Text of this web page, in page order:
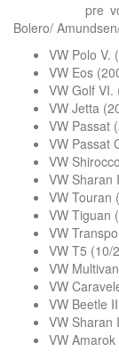
pre vozidlá s
Bolero/
VW Polo V.
VW Eos
VW Golf VI.
VW Jetta
VW Passat
VW Passat
VW
VW Sharan
VW Touran
VW Tiguan
VW
VW T5 (10/
VW
VW
VW Beetle
VW Sharan
VW